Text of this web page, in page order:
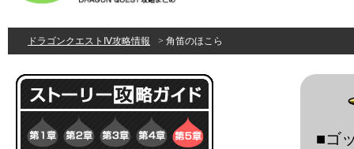
ドラゴンクエストⅣ攻略情報 > 角笛のほこら
■ゴ